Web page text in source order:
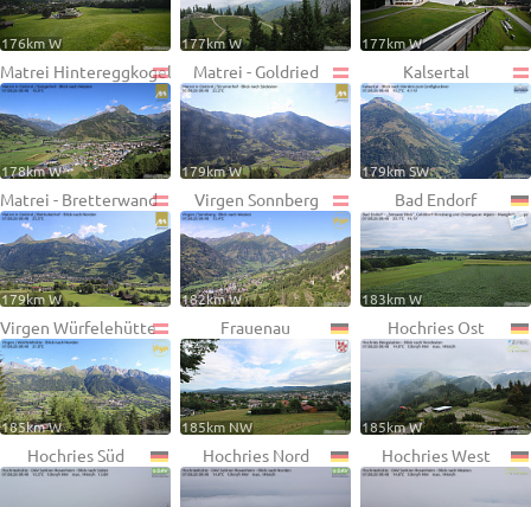
176km W 177km W 177km W
Matrei Hintereggkogel
178km W
Matrei - Goldried
179km W
Kalsertal
179km SW
Matrei - Bretterwand
179km W
Virgen Sonnberg
182km W
Bad Endorf
183km W
Virgen Würfelehütte
185km W
Frauenau
185km NW
Hochries Ost
185km W
Hochries Süd Hochries Nord Hochries West